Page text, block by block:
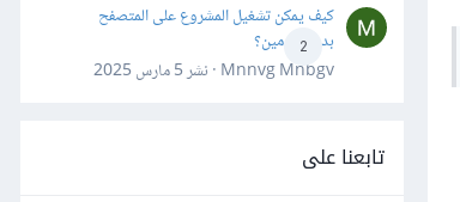
2
كيف يمكن تشغيل المشروع على المتصفح
بدون دومين؟
Mnnvg Mnbgv · نشر
5 مارس 2025
تابعنا على